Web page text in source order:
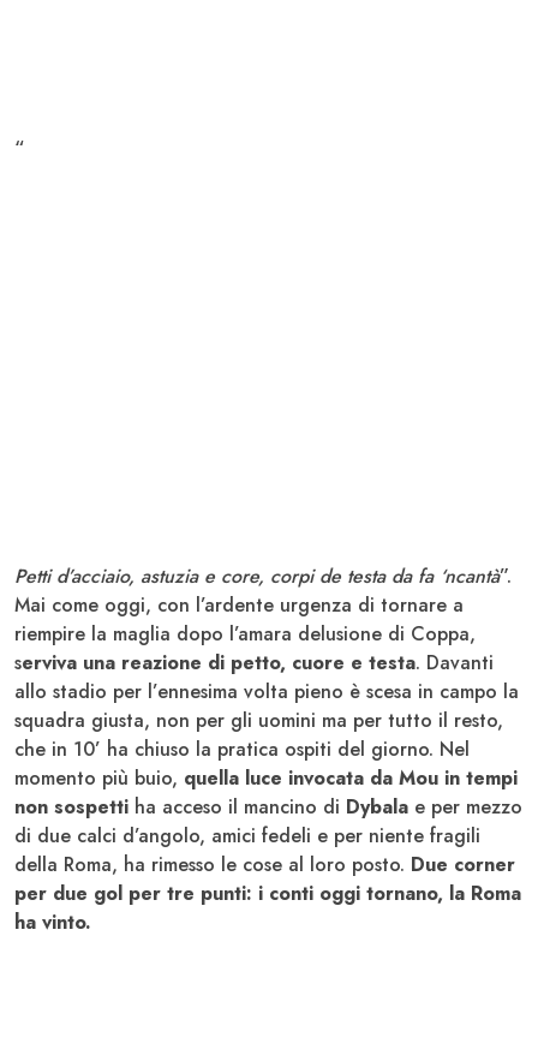
“
Petti d’acciaio, astuzia e core, corpi de testa da fa ‘ncantà”.
Mai come oggi, con l’ardente urgenza di tornare a
riempire la maglia dopo l’amara delusione di Coppa,
serviva una reazione di petto, cuore e testa. Davanti
allo stadio per l’ennesima volta pieno è scesa in campo la
squadra giusta, non per gli uomini ma per tutto il resto,
che in 10’ ha chiuso la pratica ospiti del giorno. Nel
momento più buio, quella luce invocata da Mou in tempi
non sospetti ha acceso il mancino di Dybala e per mezzo
di due calci d’angolo, amici fedeli e per niente fragili
della Roma, ha rimesso le cose al loro posto. Due corner
per due gol per tre punti: i conti oggi tornano, la Roma
ha vinto.